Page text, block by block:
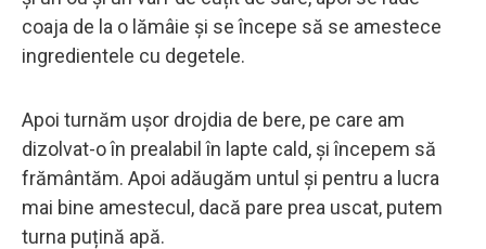
coaja de la o lămâie și se începe să se amestece
ingredientele cu degetele.
Apoi turnăm ușor drojdia de bere, pe care am
dizolvat-o în prealabil în lapte cald, și începem să
frământăm. Apoi adăugăm untul și pentru a lucra
mai bine amestecul, dacă pare prea uscat, putem
turna puțină apă.